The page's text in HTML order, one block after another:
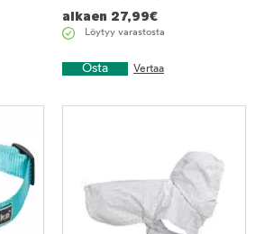
alkaen 27,99€
Löytyy varastosta
Osta Vertaa